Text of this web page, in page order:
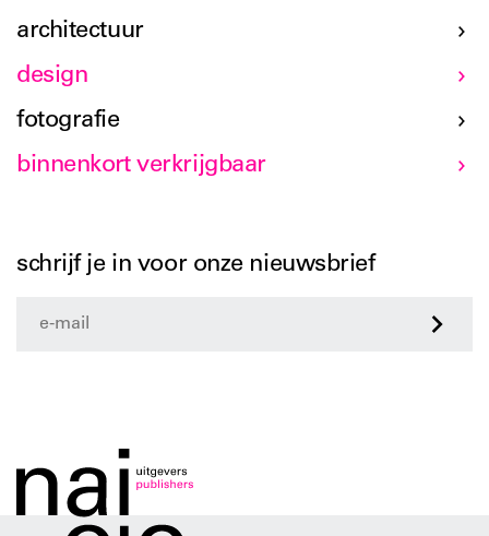
architectuur
design
fotografie
binnenkort verkrijgbaar
schrijf je in voor onze nieuwsbrief